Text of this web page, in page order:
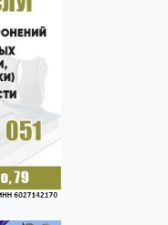
Next